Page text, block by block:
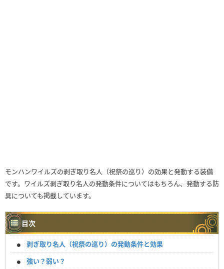
モンハンワイルズの剥ぎ取り名人（祝祭の巡り）の効果と発動する装備
です。ワイルズ剥ぎ取り名人の発動条件についてはもちろん、発動する防
具についても掲載しています。
目次
剥ぎ取り名人（祝祭の巡り）の発動条件と効果
強い？弱い？